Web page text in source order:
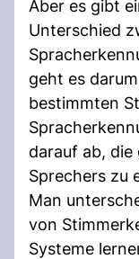
Aber es gibt
Unterschied
geht es
bestimmten
darauf ab,
Sprechers zu
Man
von
Systeme